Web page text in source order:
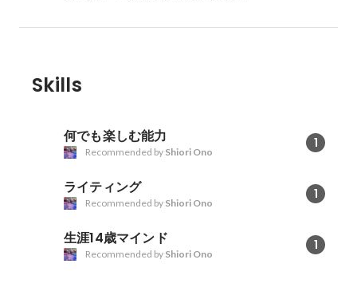
Skills
何でも楽しむ能力 1
Recommended by Shiori Ono
ライティング 1
Recommended by Shiori Ono
生涯14歳マインド 1
Recommended by Shiori Ono